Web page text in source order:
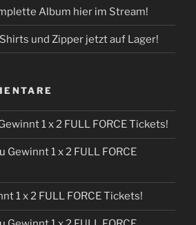
Album hier im Stream!
und Zipper jetzt auf Lager!
1 x 2 FULL FORCE Tickets!
Gewinnt 1 x 2 FULL FORCE
1 x 2 FULL FORCE Tickets!